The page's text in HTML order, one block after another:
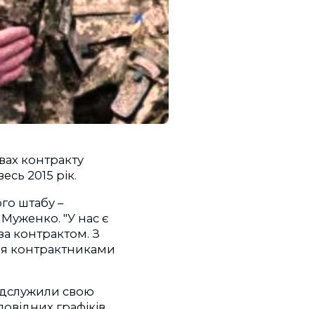
контракту
2015 рік.
штабу –
"У нас є
контрактом. З
контрактниками
свою